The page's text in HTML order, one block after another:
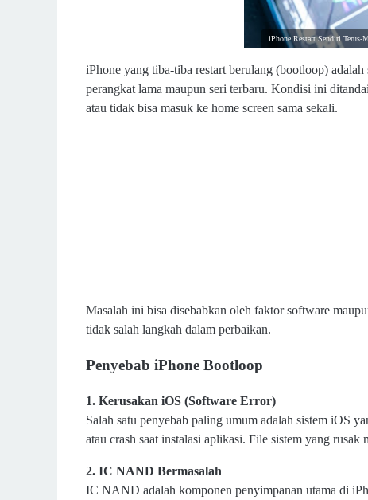
iPhone Restart Sendiri Terus-
iPhone yang tiba-tiba restart berulang (bootloop)
perangkat lama maupun seri terbaru. Kondisi ini
atau tidak bisa masuk ke home screen sama sekali.
Masalah ini bisa disebabkan oleh faktor software
tidak salah langkah dalam perbaikan.
Penyebab iPhone Bootloop
1. Kerusakan iOS (Software Error)
Salah satu penyebab paling umum adalah sistem iOS
atau crash saat instalasi aplikasi. File sistem yang
2. IC NAND Bermasalah
IC NAND adalah komponen penyimpanan utama di